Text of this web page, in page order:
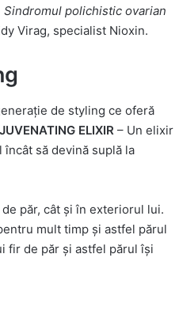
polichistic ovarian
Virag, specialist Nioxin.
de styling ce oferă
ELIXIR – Un elixir
să devină suplă la
păr, cât şi în exteriorul lui.
mult timp şi astfel părul
fir de păr şi astfel părul îşi